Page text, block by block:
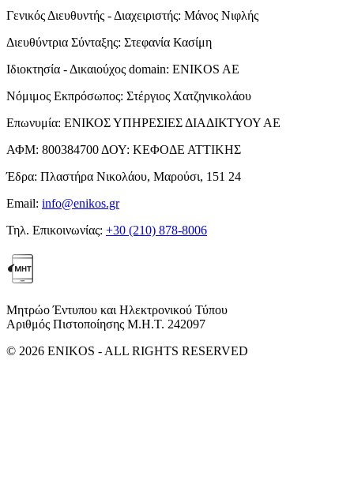
Γενικός Διευθυντής - Διαχειριστής: Μάνος Νιφλής
Διευθύντρια Σύνταξης: Στεφανία Κασίμη
Ιδιοκτησία - Δικαιούχος domain: ENIKOS AE
Νόμιμος Εκπρόσωπος: Στέργιος Χατζηνικολάου
Επωνυμία: ΕΝΙΚΟΣ ΥΠΗΡΕΣΙΕΣ ΔΙΑΔΙΚΤΥΟΥ ΑΕ
ΑΦΜ: 800384700 ΔΟΥ: ΚΕΦΟΔΕ ΑΤΤΙΚΗΣ
Έδρα: Πλαστήρα Νικολάου, Μαρούσι, 151 24
Email: info@enikos.gr
Τηλ. Επικοινωνίας: +30 (210) 878-8006
Μητρώο Έντυπου και Ηλεκτρονικού Τύπου
Αριθμός Πιστοποίησης Μ.Η.Τ. 242097
© 2026 ENIKOS - ALL RIGHTS RESERVED